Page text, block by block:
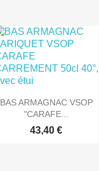
 Aperçu rapide
BAS ARMAGNAC VSOP
"CARAFE...
43,40 €